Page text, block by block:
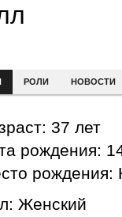
РОЛИ НОВОСТИ
37 лет
рождения:
Женский